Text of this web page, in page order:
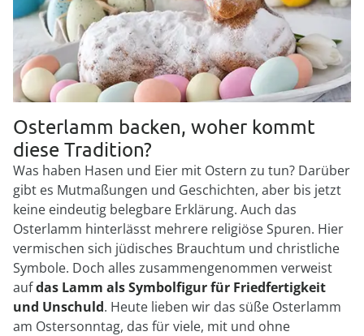
Osterlamm backen, woher kommt
diese Tradition?
Was haben Hasen und Eier mit Ostern zu tun? Darüber
gibt es Mutmaßungen und Geschichten, aber bis jetzt
keine eindeutig belegbare Erklärung. Auch das
Osterlamm hinterlässt mehrere religiöse Spuren. Hier
vermischen sich jüdisches Brauchtum und christliche
Symbole. Doch alles zusammengenommen verweist
aufdas Lamm als Symbolfigur für Friedfertigkeit
und Unschuld. Heute lieben wir das süße Osterlamm
am Ostersonntag, das für viele, mit und ohne